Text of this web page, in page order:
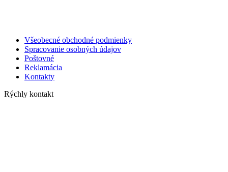
Všeobecné obchodné podmienky
Spracovanie osobných údajov
Poštovné
Reklamácia
Kontakty
Rýchly kontakt